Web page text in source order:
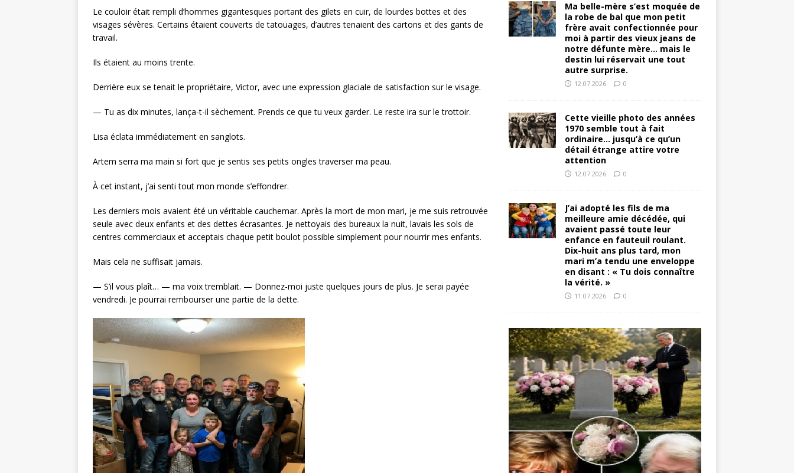
Le couloir était rempli d’hommes gigantesques portant des gilets en cuir, de lourdes bottes et des
visages sévères. Certains étaient couverts de tatouages, d’autres tenaient des cartons et des gants de
travail.
Ils étaient au moins trente.
Derrière eux se tenait le propriétaire, Victor, avec une expression glaciale de satisfaction sur le visage.
— Tu as dix minutes, lança-t-il sèchement. Prends ce que tu veux garder. Le reste ira sur le trottoir.
Lisa éclata immédiatement en sanglots.
Artem serra ma main si fort que je sentis ses petits ongles traverser ma peau.
À cet instant, j’ai senti tout mon monde s’effondrer.
Les derniers mois avaient été un véritable cauchemar. Après la mort de mon mari, je me suis retrouvée
seule avec deux enfants et des dettes écrasantes. Je nettoyais des bureaux la nuit, lavais les sols de
centres commerciaux et acceptais chaque petit boulot possible simplement pour nourrir mes enfants.
Mais cela ne suffisait jamais.
— S’il vous plaît… — ma voix tremblait. — Donnez-moi juste quelques jours de plus. Je serai payée
vendredi. Je pourrai rembourser une partie de la dette.
Ma belle-mère s’est moquée de
la robe de bal que mon petit
frère avait confectionnée pour
moi à partir des vieux jeans de
notre défunte mère… mais le
destin lui réservait une tout
autre surprise.
12.07.2026 0
Cette vieille photo des années
1970 semble tout à fait
ordinaire… jusqu’à ce qu’un
détail étrange attire votre
attention
12.07.2026 0
J’ai adopté les fils de ma
meilleure amie décédée, qui
avaient passé toute leur
enfance en fauteuil roulant.
Dix-huit ans plus tard, mon
mari m’a tendu une enveloppe
en disant : « Tu dois connaître
la vérité. »
11.07.2026 0